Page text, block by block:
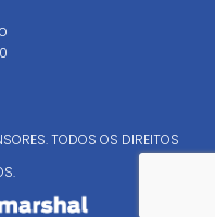
TODOS OS DIREITOS